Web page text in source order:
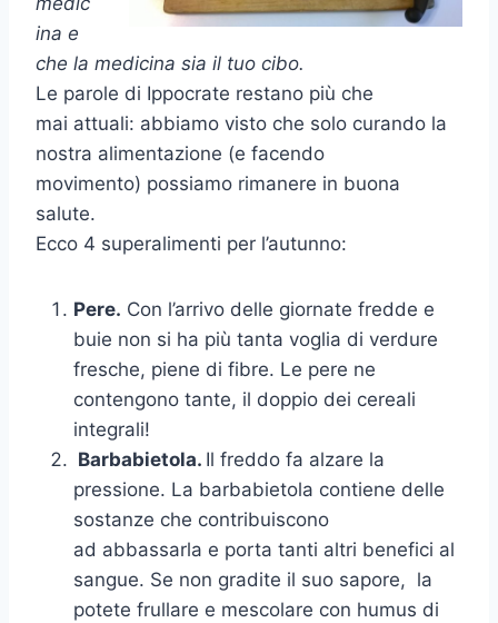
ina e
che la medicina sia il tuo cibo.
Le parole di Ippocrate restano più che
mai attuali: abbiamo visto che solo curando la
nostra alimentazione (e facendo
movimento) possiamo rimanere in buona
salute.
Ecco 4 superalimenti per l’autunno:
Pere. Con l’arrivo delle giornate fredde e
buie non si ha più tanta voglia di verdure
fresche, piene di fibre. Le pere ne
contengono tante, il doppio dei cereali
integrali!
Barbabietola. Il freddo fa alzare la
pressione. La barbabietola contiene delle
sostanze che contribuiscono
ad abbassarla e porta tanti altri benefici al
sangue. Se non gradite il suo sapore, la
potete frullare e mescolare con humus di